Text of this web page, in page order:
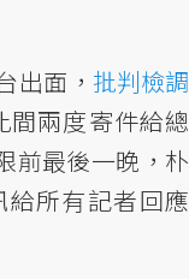
出面， 批判檢調
間兩度寄件給總
前最後一晚，朴
所有記者回應